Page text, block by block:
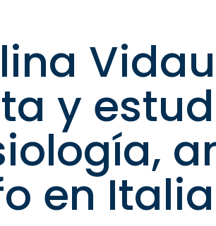
y
en Italia